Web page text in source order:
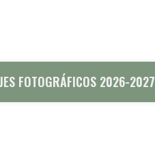
FOTOGRÁFICOS 2026-2027